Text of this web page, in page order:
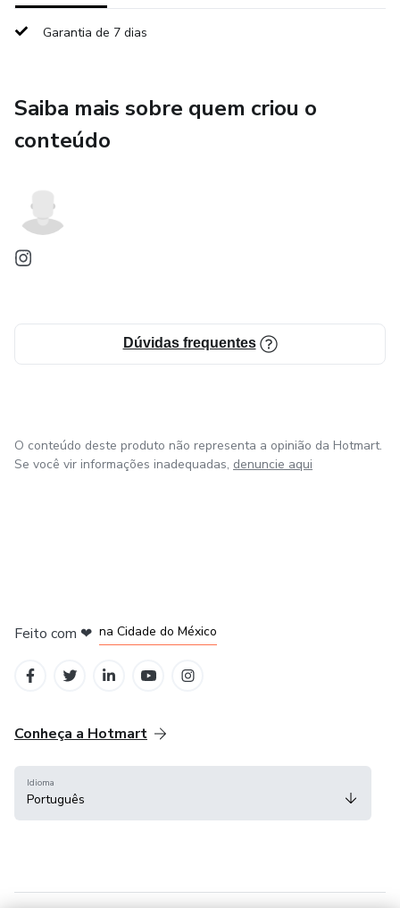
✨ Exercícios espirituais
deseja fortalecer sua caminhada com Deus diariamente.
✅ Acesso imediato
✅ Leia no celular, tablet ou computador
“Um dia por vez.
Uma oração por vez.
Garantia de 7 dias
Saiba mais sobre quem criou o
conteúdo
Dúvidas frequentes
O conteúdo deste produto não representa a opinião da Hotmart.
Se você vir informações inadequadas, denuncie aqui
Feito com ❤ na Cidade do México
Conheça a Hotmart
Idioma
Português